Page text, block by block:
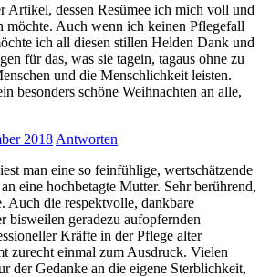
Artikel, dessen Resümee ich mich voll und
möchte. Auch wenn ich keinen Pflegefall
ich all diesen stillen Helden Dank und
für das, was sie tagein, tagaus ohne zu
und die Menschlichkeit leisten.
besonders schöne Weihnachten an alle,
2018 Antworten
man eine so feinfühlige, wertschätzende
eine hochbetagte Mutter. Sehr berührend,
Auch die respektvolle, dankbare
bisweilen geradezu aufopfernden
Kräfte in der Pflege alter
zurecht einmal zum Ausdruck. Vielen
der Gedanke an die eigene Sterblichkeit,